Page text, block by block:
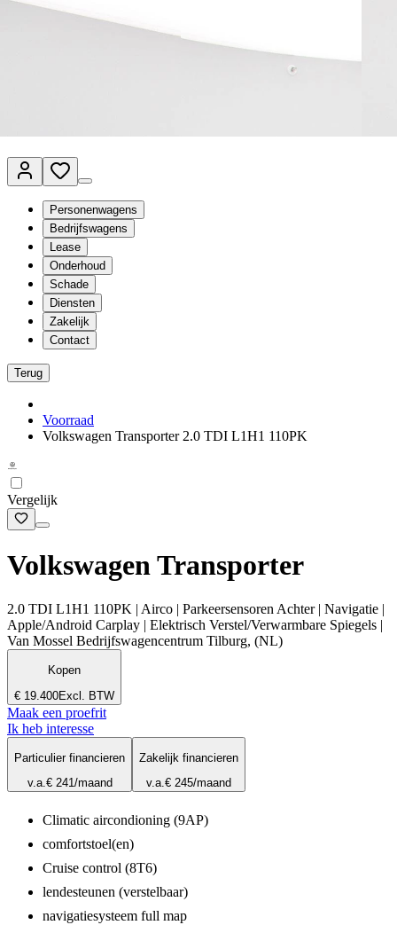
Van Mossel Automotive Group
Personenwagens
Bedrijfswagens
Lease
Onderhoud
Schade
Diensten
Zakelijk
Contact
Terug
Voorraad
Volkswagen Transporter 2.0 TDI L1H1 110PK
Vergelijk
Volkswagen Transporter
2.0 TDI L1H1 110PK | Airco | Parkeersensoren Achter | Navigatie |
Apple/Android Carplay | Elektrisch Verstel/Verwarmbare Spiegels |
Van Mossel Bedrijfswagencentrum Tilburg, (NL)
Kopen
€ 19.400Excl. BTW
Maak een proefrit
Ik heb interesse
Particulier financieren
v.a.€ 241/maand
Zakelijk financieren
v.a.€ 245/maand
Climatic aircondioning (9AP)
comfortstoel(en)
Cruise control (8T6)
lendesteunen (verstelbaar)
navigatiesysteem full map